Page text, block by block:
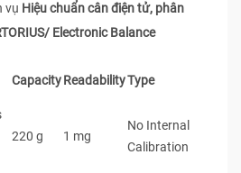
vụ Hiệu chuẩn cân điện tử, phân
Electronic Balance
CapacityReadabilityType
220 g 1 mg
No Internal
Calibration